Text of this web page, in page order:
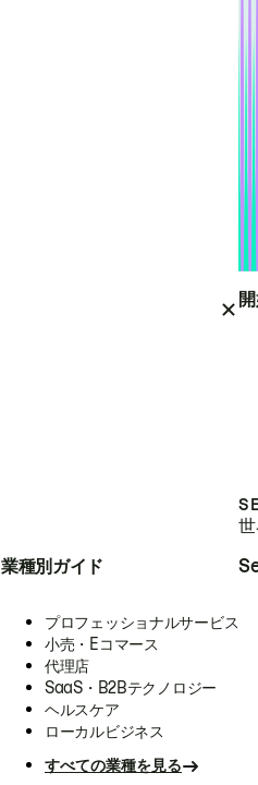
業種別ガイド
プロフェッショナルサービス
小売・Eコマース
代理店
SaaS・B2Bテクノロジー
ヘルスケア
ローカルビジネス
すべての業種を見る